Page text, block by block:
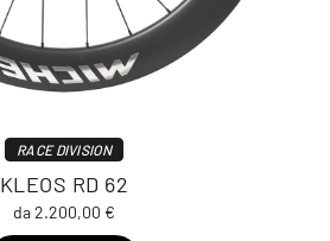
RACE DIVISION
KLEOS RD 62
da 2.200,00 €